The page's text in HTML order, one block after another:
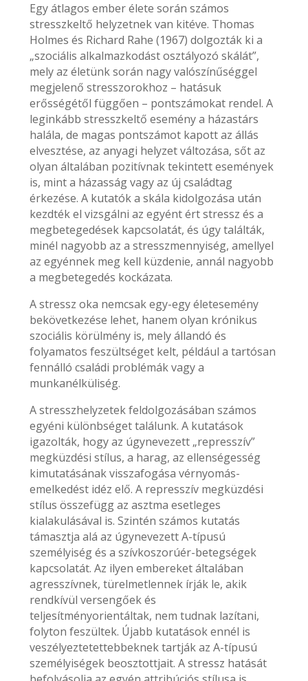
Egy átlagos ember élete során számos
stresszkeltő helyzetnek van kitéve. Thomas
Holmes és Richard Rahe (1967) dolgozták ki a
„szociális alkalmazkodást osztályozó skálát”,
mely az életünk során nagy valószínűséggel
megjelenő stresszorokhoz – hatásuk
erősségétől függően – pontszámokat rendel. A
leginkább stresszkeltő esemény a házastárs
halála, de magas pontszámot kapott az állás
elvesztése, az anyagi helyzet változása, sőt az
olyan általában pozitívnak tekintett események
is, mint a házasság vagy az új családtag
érkezése. A kutatók a skála kidolgozása után
kezdték el vizsgálni az egyént ért stressz és a
megbetegedések kapcsolatát, és úgy találták,
minél nagyobb az a stresszmennyiség, amellyel
az egyénnek meg kell küzdenie, annál nagyobb
a megbetegedés kockázata.
A stressz oka nemcsak egy-egy életesemény
bekövetkezése lehet, hanem olyan krónikus
szociális körülmény is, mely állandó és
folyamatos feszültséget kelt, például a tartósan
fennálló családi problémák vagy a
munkanélküliség.
A stresszhelyzetek feldolgozásában számos
egyéni különbséget találunk. A kutatások
igazolták, hogy az úgynevezett „represszív”
megküzdési stílus, a harag, az ellenségesség
kimutatásának visszafogása vérnyomás-
emelkedést idéz elő. A represszív megküzdési
stílus összefügg az asztma esetleges
kialakulásával is. Szintén számos kutatás
támasztja alá az úgynevezett A-típusú
személyiség és a szívkoszorúér-betegségek
kapcsolatát. Az ilyen embereket általában
agresszívnek, türelmetlennek írják le, akik
rendkívül versengőek és
teljesítményorientáltak, nem tudnak lazítani,
folyton feszültek. Újabb kutatások ennél is
veszélyeztetettebbeknek tartják az A-típusú
személyiségek beosztottjait. A stressz hatását